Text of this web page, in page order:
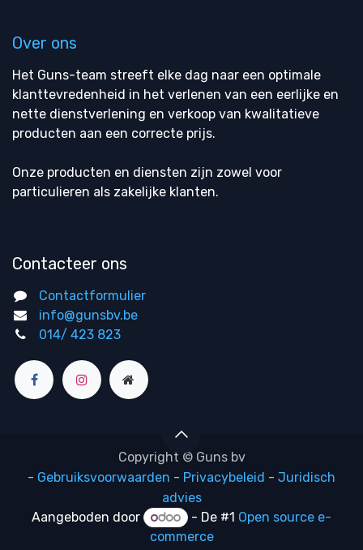
Over ons
Het Guns-team streeft elke dag naar een optimale
klanttevredenheid in het verlenen van een eerlijke en
nette dienstverlening en verkoop van kwalitatieve
producten aan een correcte prijs.
Onze producten en diensten zijn zowel voor
particulieren als zakelijke klanten.
Contacteer ons
Contactformulier
info@gunsbv.be
014/ 423 823
Copyright © Guns bv
- Gebruiksvoorwaarden - Privacybeleid - Juridisch
advies
Aangeboden door
- De #1 Open source e-
commerce